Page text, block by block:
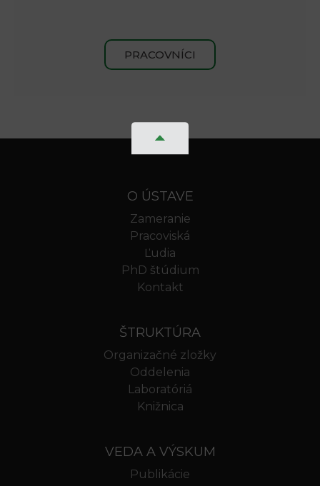
PRACOVNÍCI
O ÚSTAVE
Zameranie
Pracoviská
Ľudia
PhD štúdium
Kontakt
ŠTRUKTÚRA
Organizačné zložky
Oddelenia
Laboratóriá
Knižnica
VEDA A VÝSKUM
Publikácie